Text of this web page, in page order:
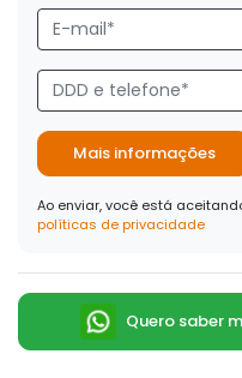
Mais informações
Ao enviar, você está
políticas de privacidade
Quero saber